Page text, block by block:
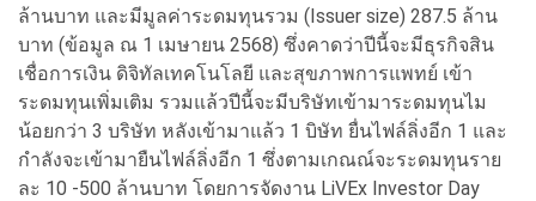
ล้านบาท และมีมูลค่าระดมทุนรวม (Issuer size) 287.5 ล้าน
บาท (ข้อมูล ณ 1 เมษายน 2568) ซึ่งคาดว่าปีนี้จะมีธุรกิจสิน
เชื่อการเงิน ดิจิทัลเทคโนโลยี และสุขภาพการแพทย์ เข้า
ระดมทุนเพิ่มเติม รวมแล้วปีนี้จะมีบริษัทเข้ามาระดมทุนไม
น้อยกว่า 3 บริษัท หลังเข้ามาแล้ว 1 บิษัท ยื่นไฟล์ลิ่งอีก 1 และ
กำลังจะเข้ามายืนไฟล์ลิ่งอีก 1 ซึ่งตามเกณณ์จะระดมทุนราย
ละ 10 -500 ล้านบาท โดยการจัดงาน LiVEx Investor Day